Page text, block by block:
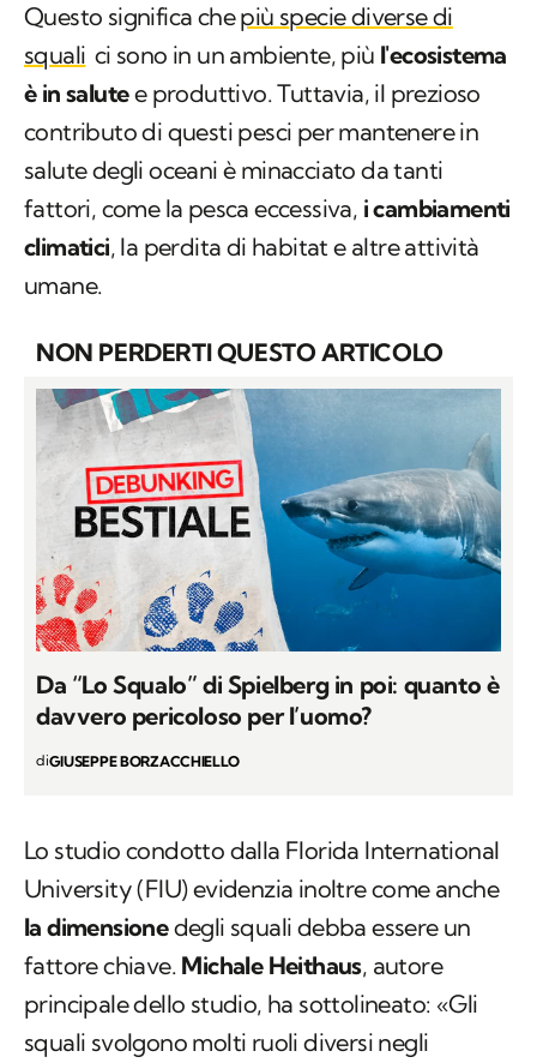
Questo significa chepiù specie diverse di
squali ci sono in un ambiente, più l'ecosistema
è in salutee produttivo. Tuttavia, il prezioso
contributo di questi pesci per mantenere in
salute degli oceani è minacciato da tanti
fattori, come la pesca eccessiva, i cambiamenti
climatici, la perdita di habitat e altre attività
umane.
NON PERDERTI QUESTO ARTICOLO
Da “Lo Squalo” di Spielberg in poi: quanto è
davvero pericoloso per l’uomo?
diGIUSEPPE BORZACCHIELLO
Lo studio condotto dalla Florida International
University(FIU) evidenzia inoltre come anche
la dimensionedegli squali debba essere un
fattore chiave. Michale Heithaus, autore
principale dello studio, ha sottolineato: «Gli
squali svolgono molti ruoli diversi negli